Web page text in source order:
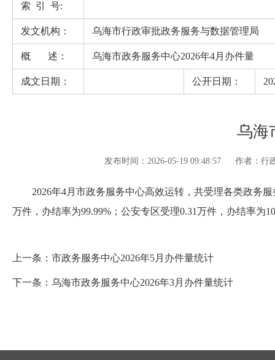
索 引 号:
发文机构： 乌海市行政审批政务服务与数据管理局
概 述： 乌海市政务服务中心2026年4月办件量
成文日期： 公开日期：
乌海
发布时间：2026-05-19 09:48:57 作者：行
2026年4月市政务服务中心高效运转，共受理各类政务服
万件，办结率为99.99%；公安专区受理0.31万件，办结率为
上一条： 市政务服务中心2026年5月办件量统计
下一条： 乌海市政务服务中心2026年3月办件量统计